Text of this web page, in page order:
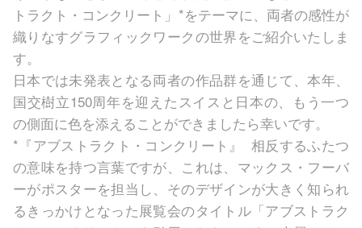
トラクト・コンクリート」*をテーマに、両者の感性が
織りなすグラフィックワークの世界をご紹介いたしま
す。
日本では未発表となる両者の作品群を通じて、本年、
国交樹立150周年を迎えたスイスと日本の、もう一つ
の側面に色を添えることができましたら幸いです。
*『アブストラクト・コンクリート』 相反するふたつ
の意味を持つ言葉ですが、これは、マックス・フーバ
ーがポスターを担当し、そのデザインが大きく知られ
るきっかけとなった展覧会のタイトル「アブストラク